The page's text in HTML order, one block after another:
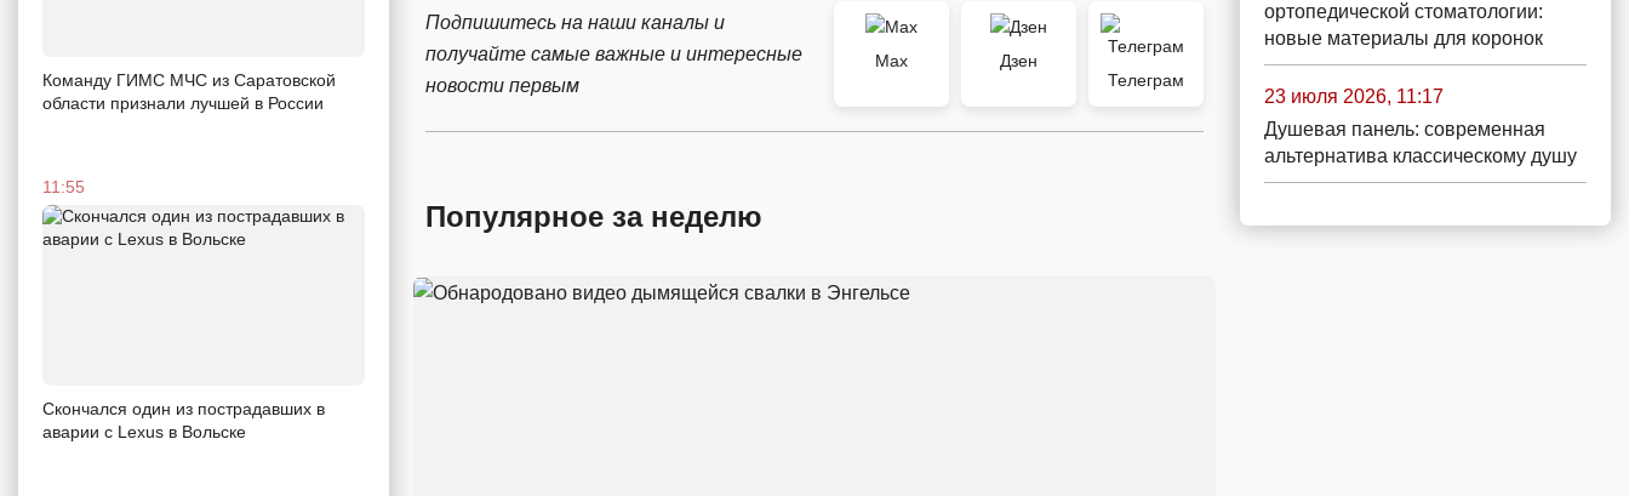
Команду ГИМС МЧС из Саратовской
области признали лучшей в России
11:55
Скончался один из пострадавших в
аварии c Lexus в Вольске
Подпишитесь на наши каналы и
получайте самые важные и интересные
новости первым
Max
Дзен
Телеграм
Популярное за неделю
ортопедической стоматологии:
новые материалы для коронок
23 июля 2026, 11:17
Душевая панель: современная
альтернатива классическому душу